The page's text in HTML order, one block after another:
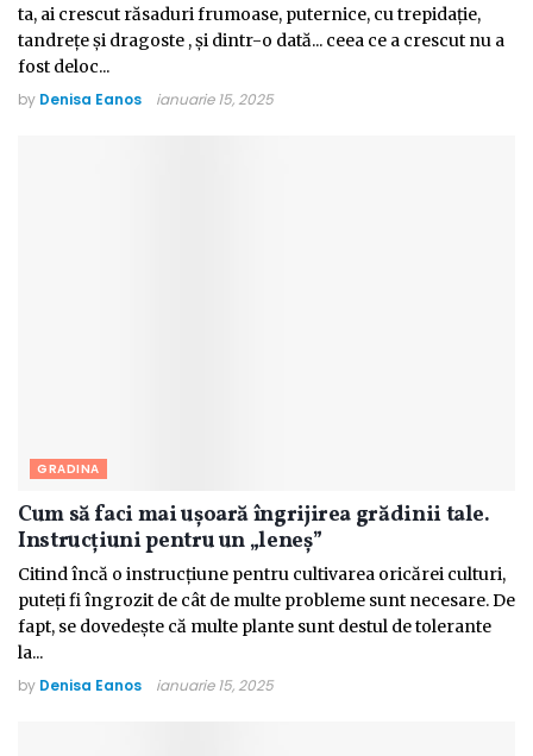
ta, ai crescut răsaduri frumoase, puternice, cu trepidație,
tandrețe și dragoste , și dintr-o dată... ceea ce a crescut nu a
fost deloc...
by Denisa Eanos ianuarie 15, 2025
GRADINA
Cum să faci mai ușoară îngrijirea grădinii tale.
Instrucțiuni pentru un „leneș”
Citind încă o instrucțiune pentru cultivarea oricărei culturi,
puteți fi îngrozit de cât de multe probleme sunt necesare. De
fapt, se dovedește că multe plante sunt destul de tolerante
la...
by Denisa Eanos ianuarie 15, 2025